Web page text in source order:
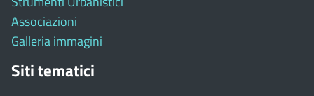
Associazioni
Galleria immagini
Siti tematici